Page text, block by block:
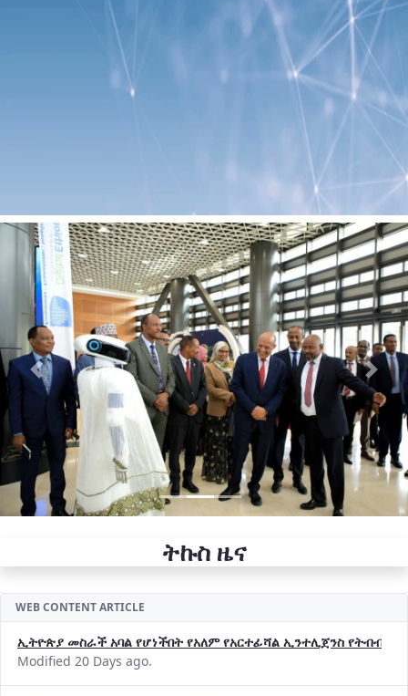
Previous Next
ትኩስ ዜና
WEB CONTENT ARTICLE
ኢትዮጵያ መስራች አባል የሆነችበት የአለም የአርተፊሻል ኢንተሊጀንስ የትብብር
Modified 20 Days ago.